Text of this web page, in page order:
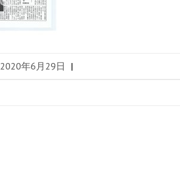
2020年6月29日 |